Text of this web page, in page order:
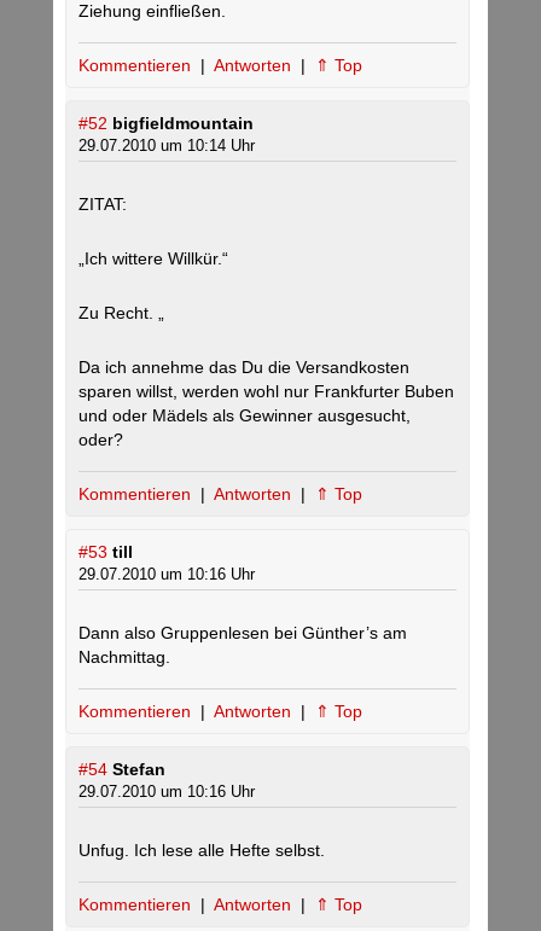
Ziehung einfließen.
Kommentieren | Antworten | ⇑ Top
#52 bigfieldmountain
29.07.2010 um 10:14 Uhr
ZITAT:
„Ich wittere Willkür.“
Zu Recht. „
Da ich annehme das Du die Versandkosten
sparen willst, werden wohl nur Frankfurter Buben
und oder Mädels als Gewinner ausgesucht,
oder?
Kommentieren | Antworten | ⇑ Top
#53 till
29.07.2010 um 10:16 Uhr
Dann also Gruppenlesen bei Günther’s am
Nachmittag.
Kommentieren | Antworten | ⇑ Top
#54 Stefan
29.07.2010 um 10:16 Uhr
Unfug. Ich lese alle Hefte selbst.
Kommentieren | Antworten | ⇑ Top